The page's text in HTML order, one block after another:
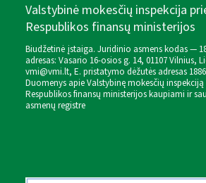
Valstybinė mokesčių inspekcija
Respublikos finansų ministerijos
Biudžetinė įstaiga. Juridinio asmens kodas —
adresas: Vasario 16-osios g. 14, 01107 Vilnius,
vmi@vmi.lt, E. pristatymo dėžutės adresas
Duomenys apie Valstybinę mokesčių
Respublikos finansų ministerijos kaupiami ir
asmenų registre